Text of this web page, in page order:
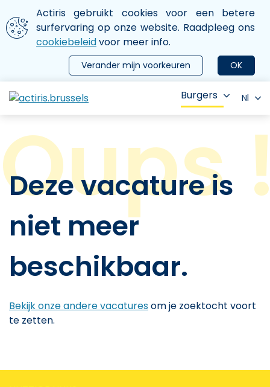
Aller au contenu principal
We gebruiken cookies
Actiris gebruikt cookies voor een betere
surfervaring op onze website. Raadpleeg ons
cookiebeleidvoor meer info.
OK
Verander mijn voorkeuren
le menu
Burgers Nl
Deze vacature is
niet meer
beschikbaar.
Bekijk onze andere vacaturesom je zoektocht voort
te zetten.